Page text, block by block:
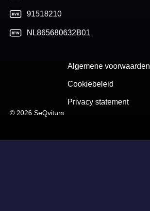
91518210
NL865680632B01
© 2026 SeQvitum
Algemene voorwaarden
Cookiebeleid
Privacy statement